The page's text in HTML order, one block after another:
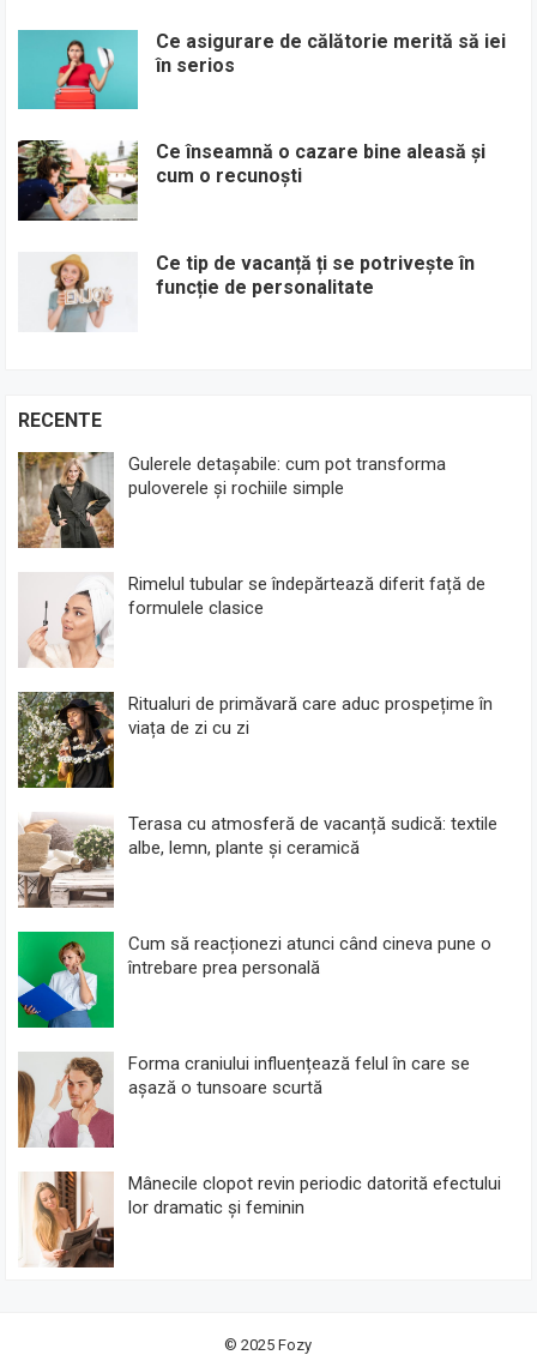
Ce asigurare de călătorie merită să iei
în serios
Ce înseamnă o cazare bine aleasă și
cum o recunoști
Ce tip de vacanță ți se potrivește în
funcție de personalitate
RECENTE
Gulerele detașabile: cum pot transforma
puloverele și rochiile simple
Rimelul tubular se îndepărtează diferit față de
formulele clasice
Ritualuri de primăvară care aduc prospețime în
viața de zi cu zi
Terasa cu atmosferă de vacanță sudică: textile
albe, lemn, plante și ceramică
Cum să reacționezi atunci când cineva pune o
întrebare prea personală
Forma craniului influențează felul în care se
așază o tunsoare scurtă
Mânecile clopot revin periodic datorită efectului
lor dramatic și feminin
© 2025Fozy